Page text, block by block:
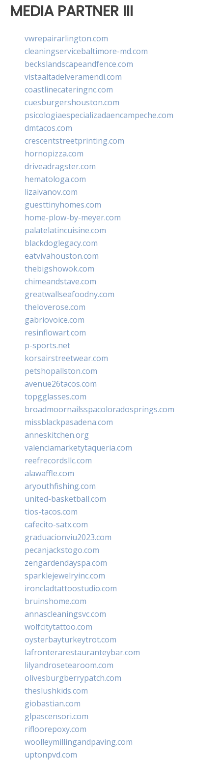
MEDIA PARTNER III
vwrepairarlington.com
cleaningservicebaltimore-md.com
beckslandscapeandfence.com
vistaaltadelveramendi.com
coastlinecateringnc.com
cuesburgershouston.com
psicologiaespecializadaencampeche.com
dmtacos.com
crescentstreetprinting.com
hornopizza.com
driveadragster.com
hematologa.com
lizaivanov.com
guesttinyhomes.com
home-plow-by-meyer.com
palatelatincuisine.com
blackdoglegacy.com
eatvivahouston.com
thebigshowok.com
chimeandstave.com
greatwallseafoodny.com
theloverose.com
gabriovoice.com
resinflowart.com
p-sports.net
korsairstreetwear.com
petshopallston.com
avenue26tacos.com
topgglasses.com
broadmoornailsspacoloradosprings.com
missblackpasadena.com
anneskitchen.org
valenciamarketytaqueria.com
reefrecordsllc.com
alawaffle.com
aryouthfishing.com
united-basketball.com
tios-tacos.com
cafecito-satx.com
graduacionviu2023.com
pecanjackstogo.com
zengardendayspa.com
sparklejewelryinc.com
ironcladtattoostudio.com
bruinshome.com
annascleaningsvc.com
wolfcitytattoo.com
oysterbayturkeytrot.com
lafronterarestauranteybar.com
lilyandrosetearoom.com
olivesburgberrypatch.com
theslushkids.com
giobastian.com
glpascensori.com
rifloorepoxy.com
woolleymillingandpaving.com
uptonpvd.com